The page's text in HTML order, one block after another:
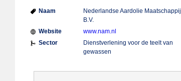
Naam
Nederlandse Aardolie Maatschappij
B.V.
Website
www.nam.nl
Sector
Dienstverlening voor de teelt van
gewassen